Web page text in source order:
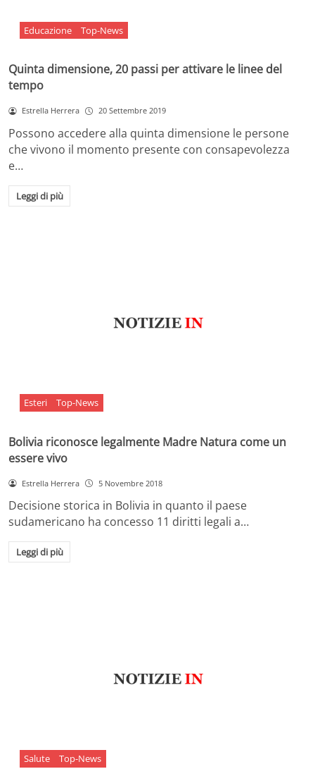
Educazione Top-News
Quinta dimensione, 20 passi per attivare le linee del
tempo
Estrella Herrera 20 Settembre 2019
Possono accedere alla quinta dimensione le persone
che vivono il momento presente con consapevolezza
e…
Leggi di più
Esteri Top-News
Bolivia riconosce legalmente Madre Natura come un
essere vivo
Estrella Herrera 5 Novembre 2018
Decisione storica in Bolivia in quanto il paese
sudamericano ha concesso 11 diritti legali a…
Leggi di più
Salute Top-News